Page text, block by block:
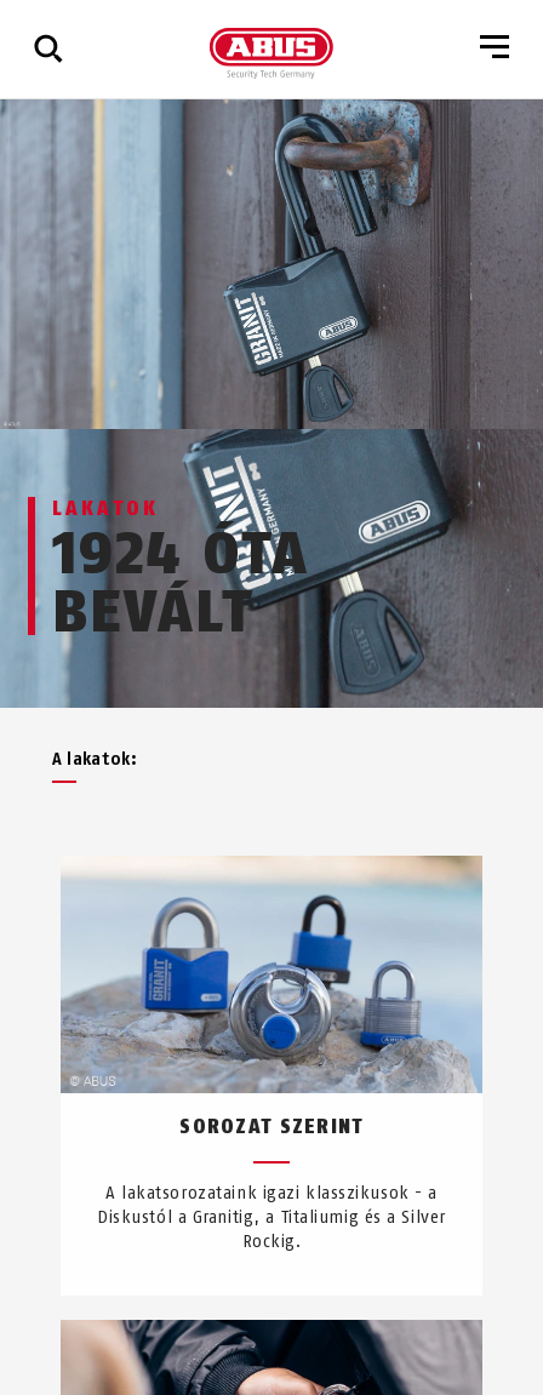
LAKATOK
1924 ÓTA
BEVÁLT
A lakatok:
SOROZAT SZERINT
A lakatsorozataink igazi klasszikusok - a
Diskustól a Granitig, a Titaliumig és a Silver
Rockig.